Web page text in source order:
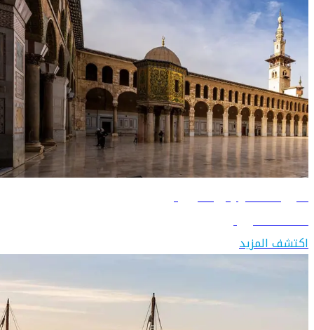
دليل السفر إلى سوريا
اكتشف سوريا
اكتشف المزيد